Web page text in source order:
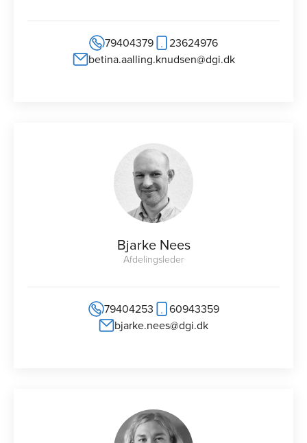
79404379
23624976
betina.aalling.knudsen@dgi.dk
Bjarke Nees
Afdelingsleder
79404253
60943359
bjarke.nees@dgi.dk